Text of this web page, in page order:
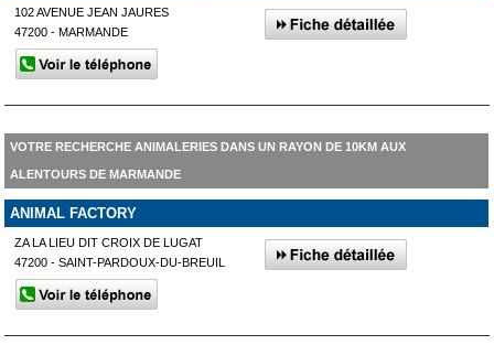
102 AVENUE JEAN JAURES
47200 - MARMANDE
VOTRE RECHERCHE ANIMALERIES DANS UN RAYON DE 10KM AUX
ALENTOURS DE MARMANDE
ANIMAL FACTORY
ZA LA LIEU DIT CROIX DE LUGAT
47200 - SAINT-PARDOUX-DU-BREUIL